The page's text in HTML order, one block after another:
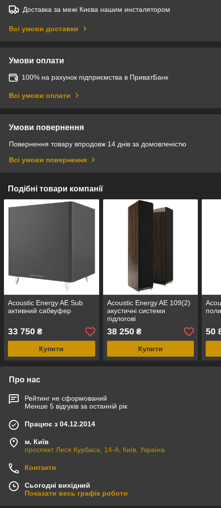
Доставка за межі Києва нашим инсталятором
Всі умови доставки
Умови оплати
100% на рахунок підприємства в ПриватБанк
Всі умови оплати
Умови повернення
Повернення товару впродовж 14 днів за домовленістю
Всі умови повернення
Подібні товари компанії
Acoustic Energy AE Sub
активний сабвуфер
33 750 ₴
Купити
Acoustic Energy AE 109(2)
акустичні системи
підлогові
38 250₴
Купити
50
Про нас
Рейтинг не сформований
Менше 5 відгуків за останній рік
Працює з 04.12.2014
м. Київ
проспект Леся Курбаса, 14-А, Київ, Україна
Контакти
Сьогодні вихідний
Показати весь графік роботи